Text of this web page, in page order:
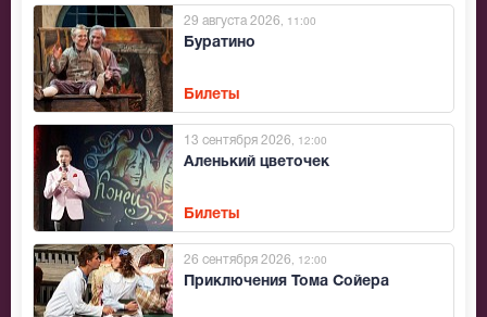
Буратино
29 августа 2026 , 11:00
Билеты
Аленький цветочек
13 сентября 2026 , 12:00
Билеты
Приключения Тома Сойера
26 сентября 2026 , 12:00